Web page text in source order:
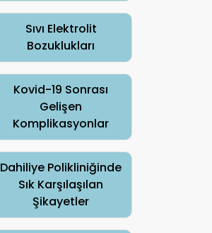
Sıvı Elektrolit
Bozuklukları
Kovid-19 Sonrası
Gelişen
Komplikasyonlar
Dahiliye Polikliniğinde
Sık Karşılaşılan
Şikayetler